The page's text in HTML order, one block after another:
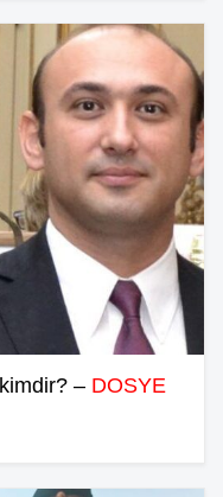
– DOSYE